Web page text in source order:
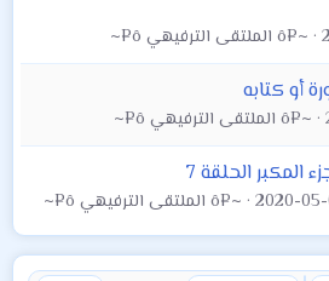
~¤ô الملتقى الترفيهي ô¤~
أو كتابه
~¤ô الملتقى الترفيهي ô¤~
المكبر الحلقة 7
2020- ~¤ô الملتقى الترفيهي ô¤~